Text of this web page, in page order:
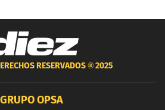
RESERVADOS ®2025
GRUPO OPSA